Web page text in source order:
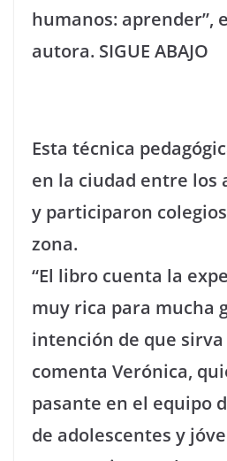
humanos: aprender”,
autora. SIGUE ABAJO
Esta técnica
en la ciudad entre los
y participaron
zona.
“El libro cuenta la
muy rica para mucha
intención de que
comenta Verónica,
pasante en el equipo
de adolescentes y